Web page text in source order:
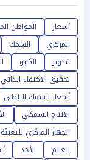
أسعار المواطن
المركزي
السمك
تطوير
الكابو
تحقيق الاكتفاء الذاتي
أسعار السمك البلطى
الانتاج السمكي
الجهاز المركزي
العالم
الأحد